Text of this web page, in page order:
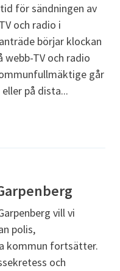
för sändningen av
och radio i
börjar klockan
webb-TV och radio
går
på dista...
vill vi
polis,
kommun fortsätter.
och